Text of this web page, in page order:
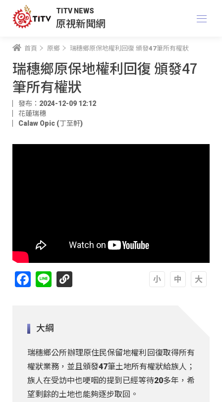
TITV NEWS
原視新聞網
首頁 原鄉 瑞穗鄉原保地權利回復 頒發47筆所有權狀
瑞穗鄉原保地權利回復 頒發47
筆所有權狀
發布：2024-12-09 12:12
花蓮瑞穗
Calaw Opic (丁至軒)
Facebook
Line
大綱
瑞穗鄉公所辦理原住民保留地權利回復取得所有
權狀業務，並且頒發47筆土地所有權狀給族人；
族人在受訪中也哽咽的提到已經等待20多年，希
望剩餘的土地也能夠逐步取回。